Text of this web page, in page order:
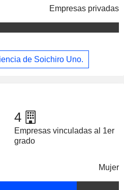
Empresas privadas
de Soichiro Uno.
4
Empresas vinculadas al 1er
grado
Mujer